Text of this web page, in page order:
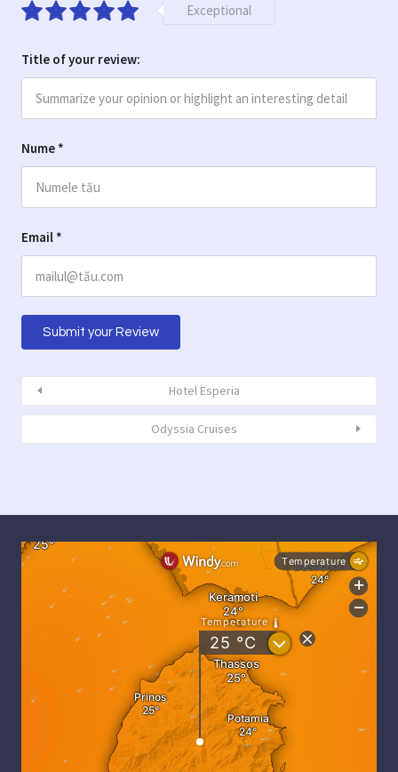
Nume *
Email *
Exceptional
Title of your review:
Hotel Esperia
Odyssia Cruises